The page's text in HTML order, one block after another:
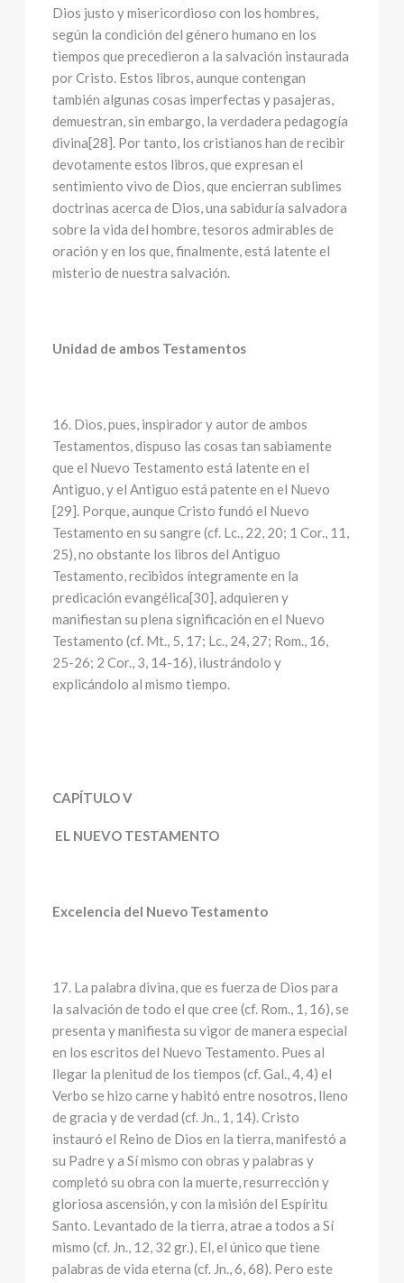
Dios justo y misericordioso con los hombres,
según la condición del género humano en los
tiempos que precedieron a la salvación instaurada
por Cristo. Estos libros, aunque contengan
también algunas cosas imperfectas y pasajeras,
demuestran, sin embargo, la verdadera pedagogía
divina[28]. Por tanto, los cristianos han de recibir
devotamente estos libros, que expresan el
sentimiento vivo de Dios, que encierran sublimes
doctrinas acerca de Dios, una sabiduría salvadora
sobre la vida del hombre, tesoros admirables de
oración y en los que, finalmente, está latente el
misterio de nuestra salvación.
Unidad de ambos Testamentos
16. Dios, pues, inspirador y autor de ambos
Testamentos, dispuso las cosas tan sabiamente
que el Nuevo Testamento está latente en el
Antiguo, y el Antiguo está patente en el Nuevo
[29]. Porque, aunque Cristo fundó el Nuevo
Testamento en su sangre (cf. Lc., 22, 20; 1 Cor., 11,
25), no obstante los libros del Antiguo
Testamento, recibidos íntegramente en la
predicación evangélica[30], adquieren y
manifiestan su plena significación en el Nuevo
Testamento (cf. Mt., 5, 17; Lc., 24, 27; Rom., 16,
25-26; 2 Cor., 3, 14-16), ilustrándolo y
explicándolo al mismo tiempo.
CAPÍTULO V
EL NUEVO TESTAMENTO
Excelencia del Nuevo Testamento
17. La palabra divina, que es fuerza de Dios para
la salvación de todo el que cree (cf. Rom., 1, 16), se
presenta y manifiesta su vigor de manera especial
en los escritos del Nuevo Testamento. Pues al
llegar la plenitud de los tiempos (cf. Gal., 4, 4) el
Verbo se hizo carne y habitó entre nosotros, lleno
de gracia y de verdad (cf. Jn., 1, 14). Cristo
instauró el Reino de Dios en la tierra, manifestó a
su Padre y a Sí mismo con obras y palabras y
completó su obra con la muerte, resurrección y
gloriosa ascensión, y con la misión del Espíritu
Santo. Levantado de la tierra, atrae a todos a Sí
mismo (cf. Jn., 12, 32 gr.), El, el único que tiene
palabras de vida eterna (cf. Jn., 6, 68). Pero este